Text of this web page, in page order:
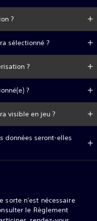
?
sélectionné ?
?
?
visible en jeu ?
données seront-elles
sorte n'est nécessaire
le Règlement